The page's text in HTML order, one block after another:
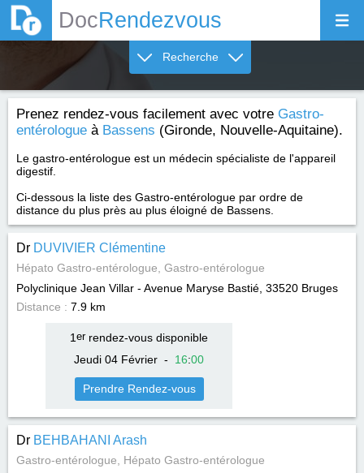
DocRendezvous
Recherche
Prenez rendez-vous facilement avec votre Gastro-
entérologue à Bassens (Gironde, Nouvelle-Aquitaine).
Le gastro-entérologue est un médecin spécialiste de l'appareil
digestif.
Ci-dessous la liste des Gastro-entérologue par ordre de
distance du plus près au plus éloigné de Bassens.
Dr DUVIVIER Clémentine
Hépato Gastro-entérologue, Gastro-entérologue
Polyclinique Jean Villar - Avenue Maryse Bastié, 33520 Bruges
Distance : 7.9 km
1 errendez-vous disponible
Jeudi 04 Février - 16:00
Prendre Rendez-vous
Dr BEHBAHANI Arash
Gastro-entérologue, Hépato Gastro-entérologue